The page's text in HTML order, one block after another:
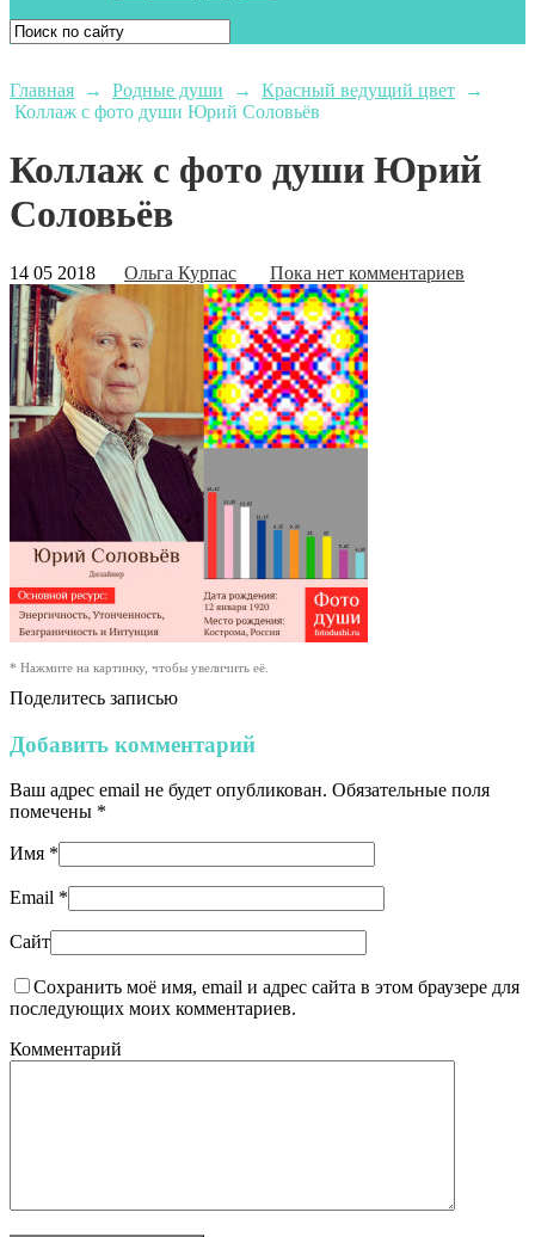
Главная → Родные души → Красный ведущий цвет →
Коллаж с фото души Юрий Соловьёв
Коллаж с фото души Юрий
Соловьёв
14 05 2018 Ольга Курпас Пока нет комментариев
* Нажмите на картинку, чтобы увеличить её.
Поделитесь записью
Добавить комментарий
Ваш адрес email не будет опубликован. Обязательные поля
помечены *
Имя *
Email *
Сайт
Сохранить моё имя, email и адрес сайта в этом браузере для
последующих моих комментариев.
Комментарий